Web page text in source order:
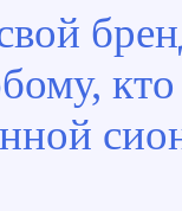
кто